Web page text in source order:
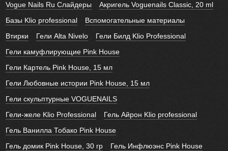
Vogue Nails Ru Слайдеры
Акригель Voguenails Classic, 20 ml
Базы Klio professional
Вспомогательные материалы
Втирки
Гели Alta Nivelo
Гели Билд Klio Professional
Гели камуфлирующие Pink House
Гели Картель Pink House, 15 мл
Гели Любовные истории Pink House, 15 мл
Гели скульптурные VOGUENAILS
Гели-желе Klio Professional
Гель Айрон Klio professional
Гель Ванилла Тобако Pink House
Гель домик Pink House, 30 гр
Гель Инфлюэнс Pink House